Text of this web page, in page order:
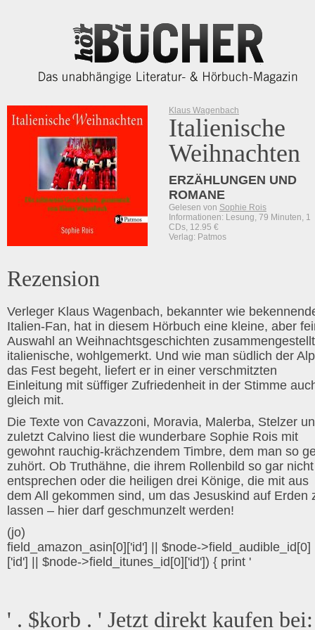
Klaus Wagenbach
Italienische
Weihnachten
ERZÄHLUNGEN UND
ROMANE
Gelesen von Sophie Rois
Informationen: Lesung, 79 Minuten, 1
CDs, 12.95 €
Verlag: Patmos
Rezension
Verleger Klaus Wagenbach, bekannter wie
Italien-Fan, hat in diesem Hörbuch eine kleine, aber
Auswahl an Weihnachtsgeschichten
italienische, wohlgemerkt. Und wie man südlich der
das Fest begeht, liefert er in einer verschmitzten
Einleitung mit süffiger Zufriedenheit in der Stimme
gleich mit.
Die Texte von Cavazzoni, Moravia, Malerba, Stelzer
zuletzt Calvino liest die wunderbare Sophie Rois mit
gewohnt rauchig-krächzendem Timbre, dem man so
zuhört. Ob Truthähne, die ihrem Rollenbild so gar nicht
entsprechen oder die heiligen drei Könige, die mit aus
dem All gekommen sind, um das Jesuskind auf Erden
lassen – hier darf geschmunzelt werden!
(jo)
field_amazon_asin[0]['id'] || $node->field_audible_id[0]
['id'] || $node->field_itunes_id[0]['id']) { print '
' . $korb . ' Jetzt direkt kaufen bei: